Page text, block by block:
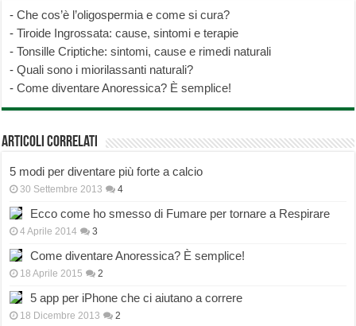
-Che cos’è l’oligospermia e come si cura?
-Tiroide Ingrossata: cause, sintomi e terapie
-Tonsille Criptiche: sintomi, cause e rimedi naturali
-Quali sono i miorilassanti naturali?
-Come diventare Anoressica? È semplice!
Articoli correlati
5 modi per diventare più forte a calcio
30 Settembre 2013 4
Ecco come ho smesso di Fumare per tornare a Respirare
4 Aprile 2014 3
Come diventare Anoressica? È semplice!
18 Aprile 2015 2
5 app per iPhone che ci aiutano a correre
18 Dicembre 2013 2